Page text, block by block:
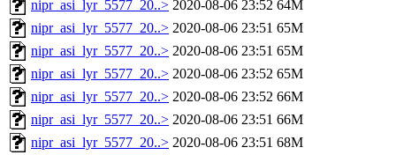
nipr_asi_lyr_5577_20..> 2020-08-06 23:52 64M
nipr_asi_lyr_5577_20..> 2020-08-06 23:51 65M
nipr_asi_lyr_5577_20..> 2020-08-06 23:51 65M
nipr_asi_lyr_5577_20..> 2020-08-06 23:52 65M
nipr_asi_lyr_5577_20..> 2020-08-06 23:52 66M
nipr_asi_lyr_5577_20..> 2020-08-06 23:51 66M
nipr_asi_lyr_5577_20..> 2020-08-06 23:51 68M